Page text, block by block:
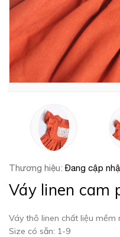
Thương hiệu:Đang cập
Váy linen cam
Váy thô linen chất liệu
Size có sẵn: 1-9